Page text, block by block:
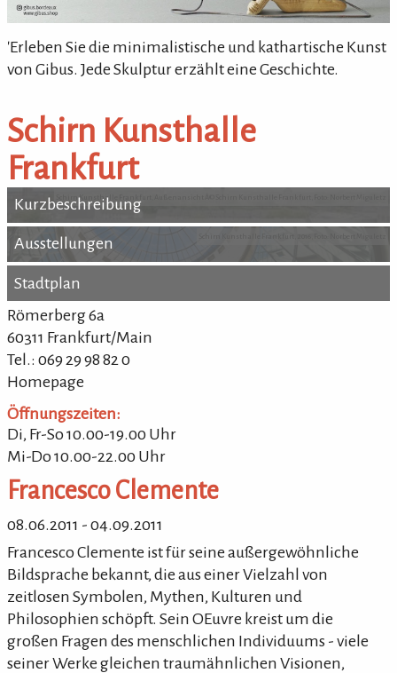
'Erleben Sie die minimalistische und kathartische Kunst
von Gibus. Jede Skulptur erzählt eine Geschichte.
Schirn Kunsthalle
Frankfurt
Schirn Kunsthalle Frankfurt, Außenansicht Â© Schirn Kunsthalle Frankfurt, Foto: Norbert Miguletz
Kurzbeschreibung
Kurzbeschreibung
Ausstellungen
Ausstellungen
Stadtplan
Stadtplan
Römerberg 6a
60311 Frankfurt/Main
Tel.: 069 29 98 82 0
Homepage
Öffnungszeiten:
Di, Fr-So 10.00-19.00 Uhr
Mi-Do 10.00-22.00 Uhr
Francesco Clemente
08.06.2011 - 04.09.2011
Francesco Clemente ist für seine außergewöhnliche
Bildsprache bekannt, die aus einer Vielzahl von
zeitlosen Symbolen, Mythen, Kulturen und
Philosophien schöpft. Sein OEuvre kreist um die
großen Fragen des menschlichen Individuums - viele
seiner Werke gleichen traumähnlichen Visionen,